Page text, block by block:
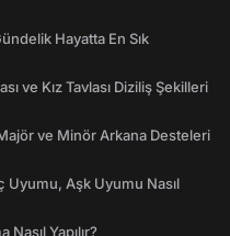
Hayatta En Sık
ve Kız Tavlası Diziliş Şekilleri
ve Minör Arkana Desteleri
Aşk Uyumu Nasıl
Yapılır?